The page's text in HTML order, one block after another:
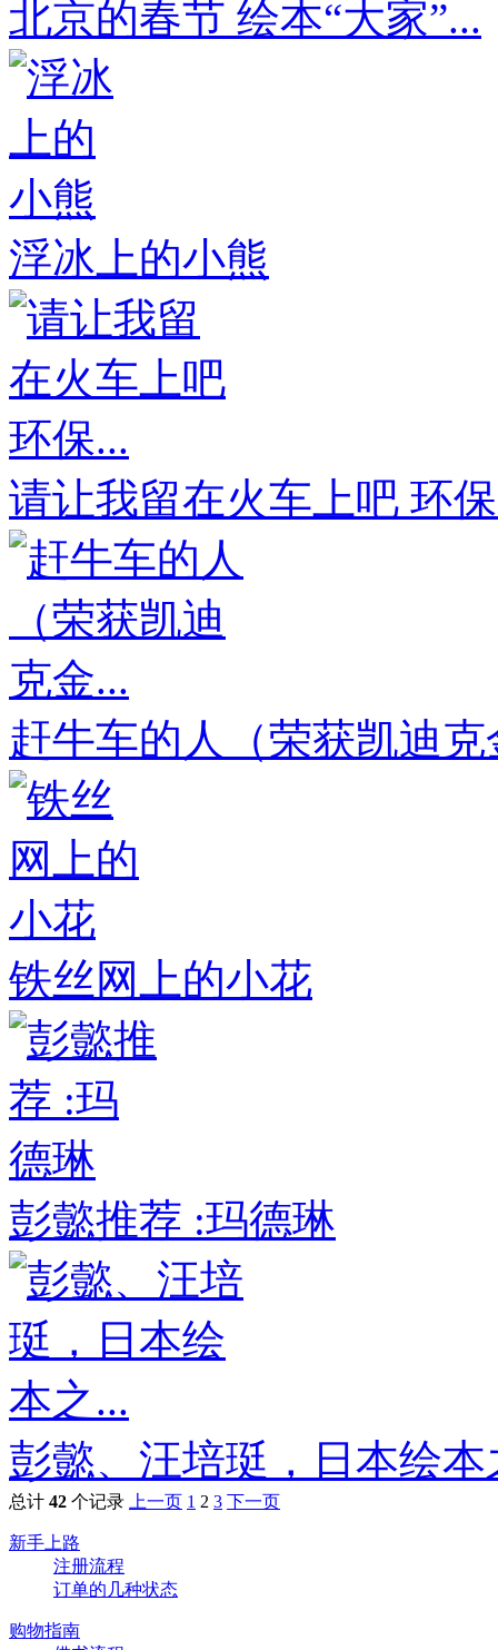
北京的春节 绘本“大家”...
浮冰上的小熊
请让我留在火车上吧 环
赶牛车的人（荣获凯迪克
铁丝网上的小花
彭懿推荐 :玛德琳
彭懿、汪培珽，日本绘本
总计 42 个记录 上一页 1 2 3 下一页
新手上路
注册流程
订单的几种状态
购物指南